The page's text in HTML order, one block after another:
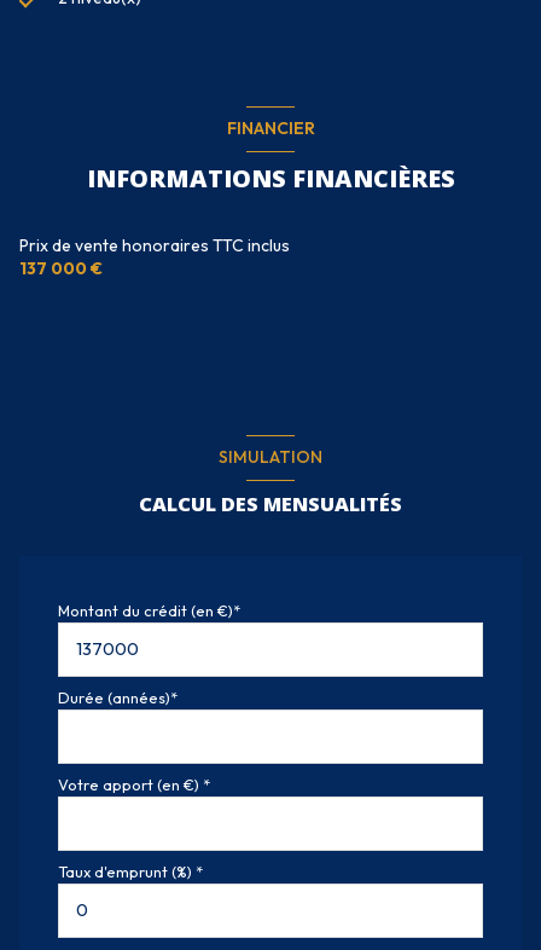
FINANCIER
INFORMATIONS FINANCIÈRES
Prix de vente honoraires TTC inclus
137 000 €
SIMULATION
CALCUL DES MENSUALITÉS
Montant du crédit (en €)*
Durée (années)*
Votre apport (en €) *
Taux d'emprunt (%) *